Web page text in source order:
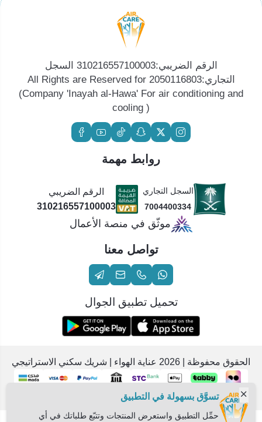
الرقم الضريبي:310216557100003 السجل
التجاري:2050116803 All Rights are Reserved for
(Company 'Inayah al-Hawa' For air conditioning and
cooling )
روابط مهمة
السجل التجاري
7004400334
الرقم الضريبي
310216557100003
موثّق في منصة الأعمال
تواصل معنا
تحميل تطبيق الجوال
الحقوق محفوظة | 2026 عناية الهواء | شريك سكني الاستراتيجي
تسوَّق بسهولة في التطبيق
حمِّل التطبيق واستعرض المنتجات وتتبّع طلباتك في أي